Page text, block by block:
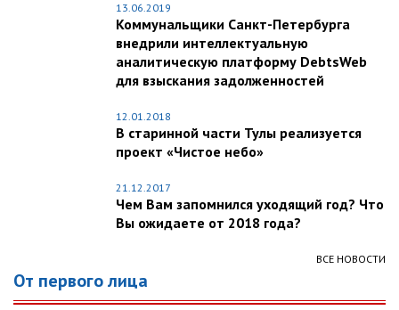
13.06.2019
Коммунальщики Санкт-Петербурга
внедрили интеллектуальную
аналитическую платформу DebtsWeb
для взыскания задолженностей
12.01.2018
В старинной части Тулы реализуется
проект «Чистое небо»
21.12.2017
Чем Вам запомнился уходящий год? Что
Вы ожидаете от 2018 года?
ВСЕ НОВОСТИ
От первого лица